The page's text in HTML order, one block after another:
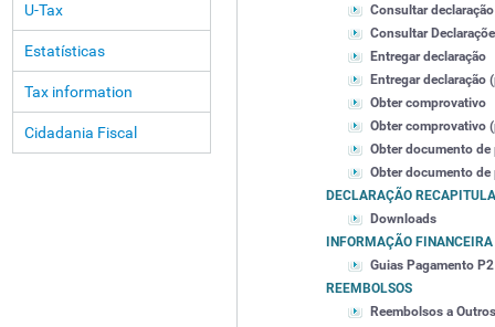
U-Tax
Estatísticas
Tax information
Cidadania Fiscal
Consultar
Consultar
Entregar declaração
Entregar
Obter comprovativo
Obter comprovativo
Obter documento de
Obter documento
DECLARAÇÃO
Downloads
INFORMAÇÃO FINANCEIRA
Guias Pagamento P2
REEMBOLSOS
Reembolsos a